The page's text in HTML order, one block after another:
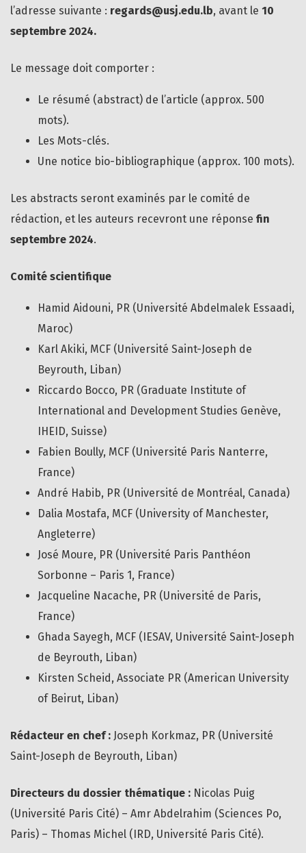
l’adresse suivante : regards@usj.edu.lb, avant le 10
septembre 2024.
Le message doit comporter :
Le résumé (abstract) de l’article (approx. 500
mots).
Les Mots-clés.
Une notice bio-bibliographique (approx. 100 mots).
Les abstracts seront examinés par le comité de
rédaction, et les auteurs recevront une réponse fin
septembre 2024.
Comité scientifique
Hamid Aidouni, PR (Université Abdelmalek Essaadi,
Maroc)
Karl Akiki, MCF (Université Saint-Joseph de
Beyrouth, Liban)
Riccardo Bocco, PR (Graduate Institute of
International and Development Studies Genève,
IHEID, Suisse)
Fabien Boully, MCF (Université Paris Nanterre,
France)
André Habib, PR (Université de Montréal, Canada)
Dalia Mostafa, MCF (University of Manchester,
Angleterre)
José Moure, PR (Université Paris Panthéon
Sorbonne – Paris 1, France)
Jacqueline Nacache, PR (Université de Paris,
France)
Ghada Sayegh, MCF (IESAV, Université Saint-Joseph
de Beyrouth, Liban)
Kirsten Scheid, Associate PR (American University
of Beirut, Liban)
Rédacteur en chef : Joseph Korkmaz, PR (Université
Saint-Joseph de Beyrouth, Liban)
Directeurs du dossier thématique : Nicolas Puig
(Université Paris Cité) – Amr Abdelrahim (Sciences Po,
Paris) – Thomas Michel (IRD, Université Paris Cité).